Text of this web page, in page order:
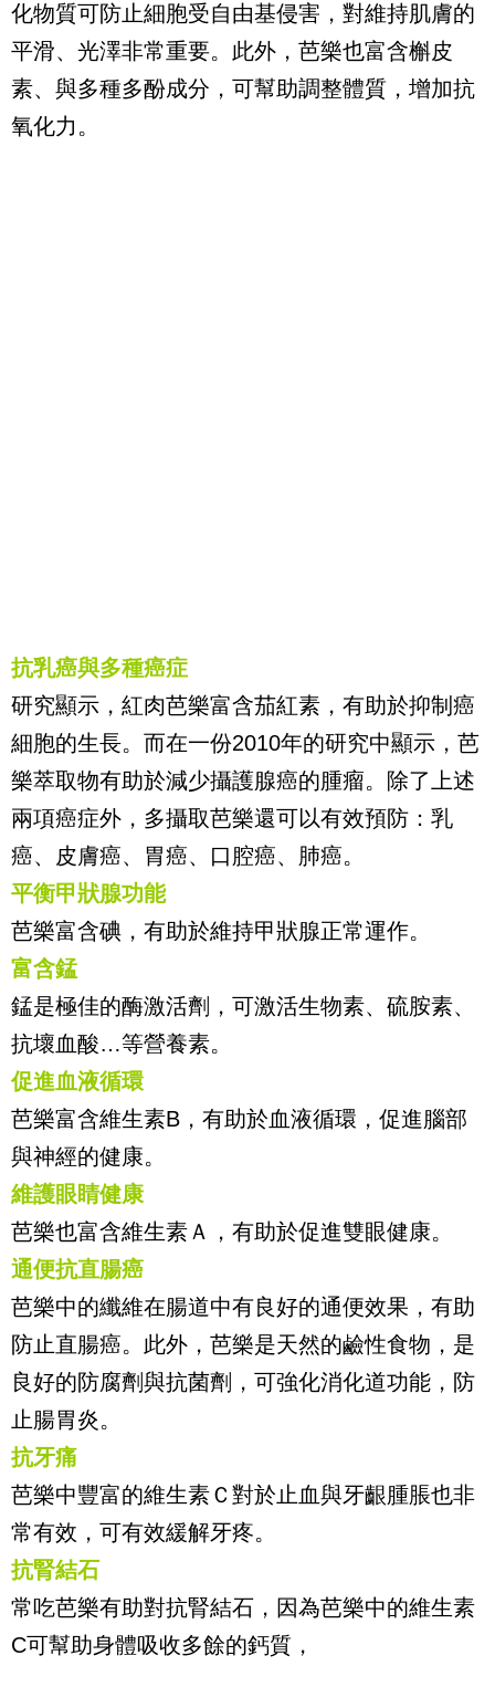
化物質可防止細胞受自由基侵害，對維持肌膚的
平滑、光澤非常重要。此外，芭樂也富含槲皮
素、與多種多酚成分，可幫助調整體質，增加抗
氧化力。
抗乳癌與多種癌症
研究顯示，紅肉芭樂富含茄紅素，有助於抑制癌
細胞的生長。而在一份2010年的研究中顯示，芭
樂萃取物有助於減少攝護腺癌的腫瘤。除了上述
兩項癌症外，多攝取芭樂還可以有效預防：乳
癌、皮膚癌、胃癌、口腔癌、肺癌。
平衡甲狀腺功能
芭樂富含碘，有助於維持甲狀腺正常運作。
富含錳
錳是極佳的酶激活劑，可激活生物素、硫胺素、
抗壞血酸…等營養素。
促進血液循環
芭樂富含維生素B ，有助於血液循環，促進腦部
與神經的健康。
維護眼睛健康
芭樂也富含維生素Ａ，有助於促進雙眼健康。
通便抗直腸癌
芭樂中的纖維在腸道中有良好的通便效果，有助
防止直腸癌。此外，芭樂是天然的鹼性食物，是
良好的防腐劑與抗菌劑，可強化消化道功能，防
止腸胃炎。
抗牙痛
芭樂中豐富的維生素Ｃ對於止血與牙齦腫脹也非
常有效，可有效緩解牙疼。
抗腎結石
常吃芭樂有助對抗腎結石，因為芭樂中的維生素
C可幫助身體吸收多餘的鈣質，